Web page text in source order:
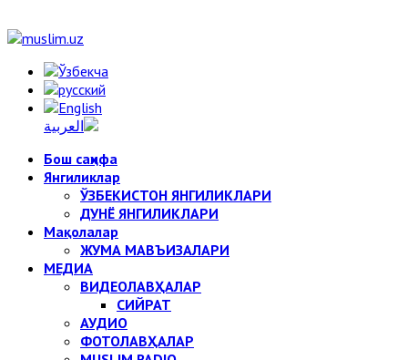
Бош саҳифа
Янгиликлар
ЎЗБЕКИСТОН ЯНГИЛИКЛАРИ
ДУНЁ ЯНГИЛИКЛАРИ
Мақолалар
ЖУМА МАВЪИЗАЛАРИ
МЕДИА
ВИДЕОЛАВҲАЛАР
СИЙРАТ
АУДИО
ФОТОЛАВҲАЛАР